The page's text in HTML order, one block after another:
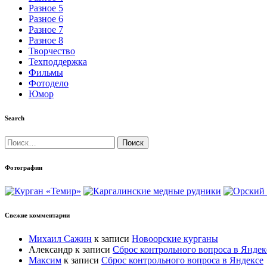
Разное 5
Разное 6
Разное 7
Разное 8
Творчество
Техподдержка
Фильмы
Фотодело
Юмор
Search
Найти:
Фотографии
Свежие комментарии
Михаил Сажин к записи Новоорские курганы
Александр к записи Сброс контрольного вопроса в
Максим к записи Сброс контрольного вопроса в Яндексе